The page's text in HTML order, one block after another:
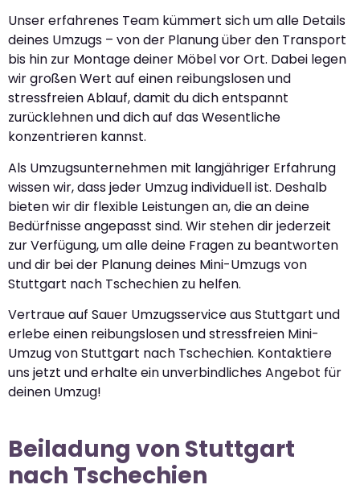
Unser erfahrenes Team kümmert sich um alle Details
deines Umzugs – von der Planung über den Transport
bis hin zur Montage deiner Möbel vor Ort. Dabei legen
wir großen Wert auf einen reibungslosen und
stressfreien Ablauf, damit du dich entspannt
zurücklehnen und dich auf das Wesentliche
konzentrieren kannst.
Als Umzugsunternehmen mit langjähriger Erfahrung
wissen wir, dass jeder Umzug individuell ist. Deshalb
bieten wir dir flexible Leistungen an, die an deine
Bedürfnisse angepasst sind. Wir stehen dir jederzeit
zur Verfügung, um alle deine Fragen zu beantworten
und dir bei der Planung deines Mini-Umzugs von
Stuttgart nach Tschechien zu helfen.
Vertraue auf Sauer Umzugsservice aus Stuttgart und
erlebe einen reibungslosen und stressfreien Mini-
Umzug von Stuttgart nach Tschechien. Kontaktiere
uns jetzt und erhalte ein unverbindliches Angebot für
deinen Umzug!
Beiladung von Stuttgart
nach Tschechien